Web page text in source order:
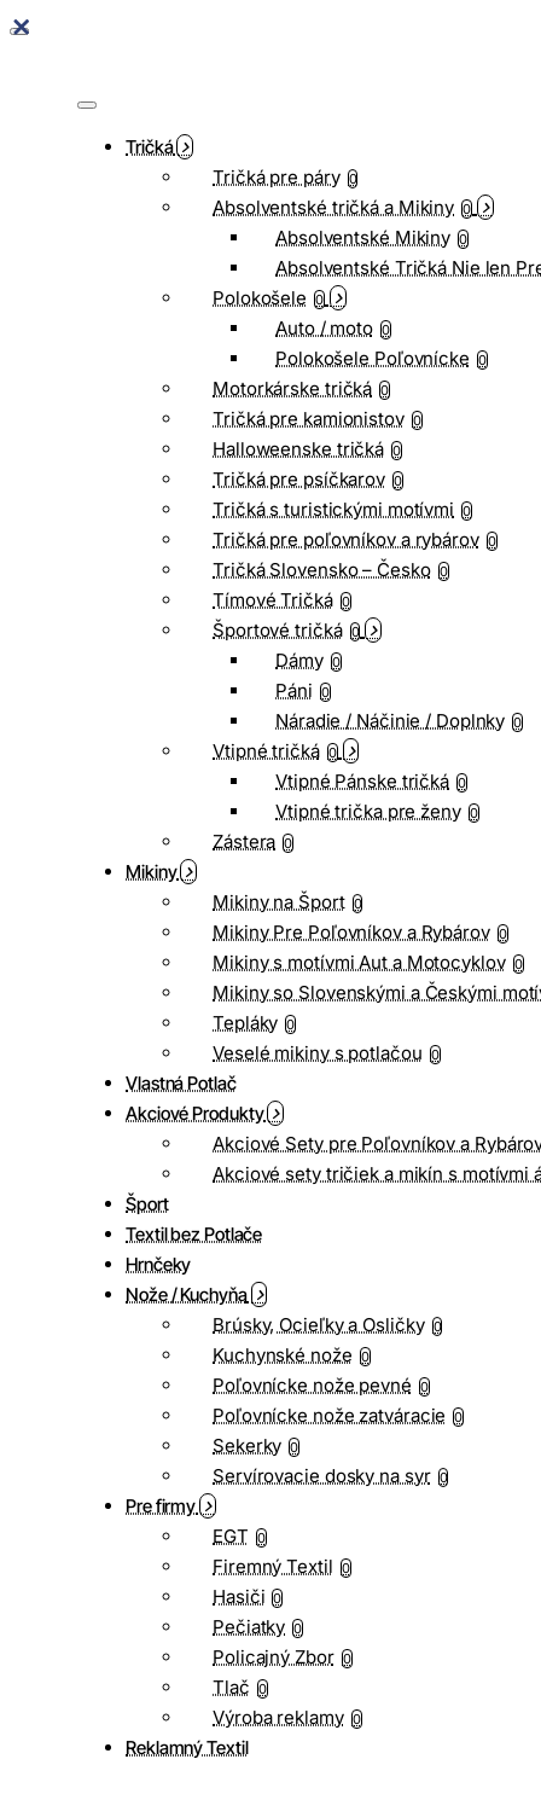
Tričká
Tričká pre páry 0
Absolventské tričká a Mikiny 0
Absolventské Mikiny 0
Absolventské Tričká Nie len
Polokošele 0
Auto / moto 0
Polokošele Poľovnícke 0
Motorkárske tričká 0
Tričká pre kamionistov 0
Halloweenske tričká 0
Tričká pre psíčkarov 0
Tričká s turistickými motívmi 0
Tričká pre poľovníkov a rybárov 0
Tričká Slovensko – Česko 0
Tímové Tričká 0
Športové tričká 0
Dámy 0
Páni 0
Náradie / Náčinie / Doplnky 0
Vtipné tričká 0
Vtipné Pánske tričká 0
Vtipné trička pre ženy 0
Zástera 0
Mikiny
Mikiny na Šport 0
Mikiny Pre Poľovníkov a Rybárov 0
Mikiny s motívmi Aut a Motocyklov 0
Mikiny so Slovenskými a Českými
Tepláky 0
Veselé mikiny s potlačou 0
Vlastná Potlač
Akciové Produkty
Akciové Sety pre Poľovníkov a
Akciové sety tričiek a mikín s motívmi
Šport
Textil bez Potlače
Hrnčeky
Nože / Kuchyňa
Brúsky, Ocieľky a Osličky 0
Kuchynské nože 0
Poľovnícke nože pevné 0
Poľovnícke nože zatváracie 0
Sekerky 0
Servírovacie dosky na syr 0
Pre firmy
EGT 0
Firemný Textil 0
Hasiči 0
Pečiatky 0
Policajný Zbor 0
Tlač 0
Výroba reklamy 0
Reklamný Textil